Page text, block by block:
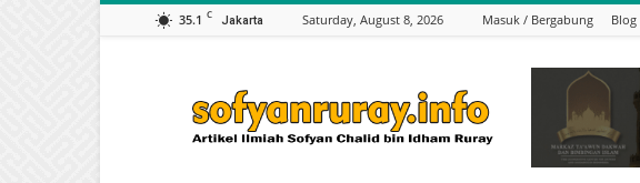
35.1 C Jakarta Saturday, August 8, 2026 Masuk / Bergabung Blog
Sofyan
Chalid
bin